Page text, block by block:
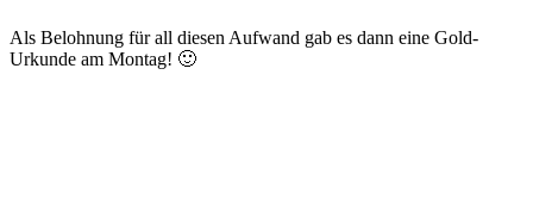
Als Belohnung für all diesen Aufwand gab es dann eine Gold-
Urkunde am Montag! 🙂